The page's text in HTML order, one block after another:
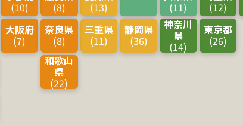
(12)
東京都
(26)
神奈川
県
(14)
(11)
静岡県
(36)
(13)
三重県
(11)
(8)
(10)
大阪府
(7)
奈良県
(8)
和歌山
県
(22)